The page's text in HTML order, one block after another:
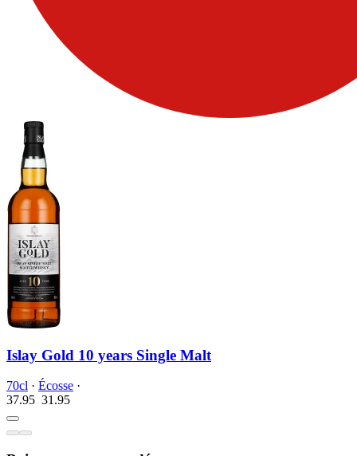
Islay Gold 10 years Single Malt
70cl · Écosse ·
37.95 31.95